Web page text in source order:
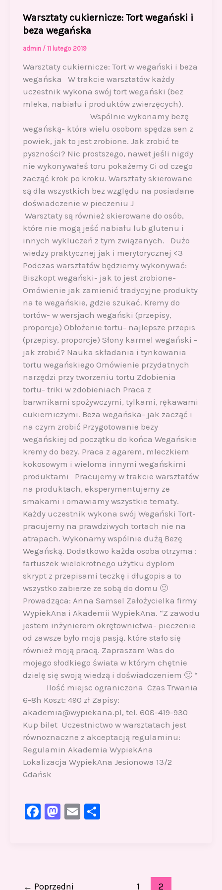
Warsztaty cukiernicze: Tort wegański i
beza wegańska
admin / 11 lutego 2019
Warsztaty cukiernicze: Tort w wegański i beza
wegańska W trakcie warsztatów każdy
uczestnik wykona swój tort wegański (bez
mleka, nabiału i produktów zwierzęcych).
Wspólnie wykonamy bezę
wegańską- która wielu osobom spędza sen z
powiek, jak to jest zrobione. Jak zrobić te
pyszności? Nic prostszego, nawet jeśli nigdy
nie wykonywałeś toru pokażemy Ci od czego
zacząć krok po kroku. Warsztaty skierowane
są dla wszystkich bez względu na posiadane
doświadczenie w pieczeniu J
Warsztaty są również skierowane do osób,
które nie mogą jeść nabiału lub glutenu i
innych wykluczeń z tym związanych. Dużo
wiedzy praktycznej jak i merytorycznej <3
Podczas warsztatów będziemy wykonywać:
Biszkopt wegański- jak to jest zrobione-
Omówienie jak zamienić tradycyjne produkty
na te wegańskie, gdzie szukać. Kremy do
tortów- w wersjach wegański (przepisy,
proporcje) Obłożenie tortu- najlepsze przepis
(przepisy, proporcje) Słony karmel wegański –
jak zrobić? Nauka składania i tynkowania
tortu wegańskiego Omówienie przydatnych
narzędzi przy tworzeniu tortu Zdobienia
tortu- triki w zdobieniach Praca z
barwnikami spożywczymi, tylkami, rękawami
cukierniczymi. Beza wegańska- jak zacząć i
na czym zrobić Przygotowanie bezy
wegańskiej od początku do końca Wegańskie
kremy do bezy. Praca z agarem, mleczkiem
kokosowym i wieloma innymi wegańskimi
produktami Pracujemy w trakcie warsztatów
na produktach, eksperymentujemy ze
smakami i omawiamy wszystkie tematy.
Każdy uczestnik wykona swój Wegański Tort-
pracujemy na prawdziwych tortach nie na
atrapach. Wykonamy wspólnie dużą Bezę
Wegańską. Dodatkowo każda osoba otrzyma :
fartuszek wielokrotnego użytku dyplom
skrypt z przepisami teczkę i długopis a to
wszystko zabierze ze sobą do domu 🙂
Prowadząca: Anna Samsel Założycielka firmy
WypiekAna i Akademii WypiekAna. “Z zawodu
jestem inżynierem okrętownictwa- pieczenie
od zawsze było moją pasją, które stało się
również moją pracą. Zapraszam Was do
mojego słodkiego świata w którym chętnie
dzielę się swoją wiedzą i doświadczeniem 🙂 “
Ilość miejsc ograniczona Czas Trwania
6-8h Koszt: 490 zł Zapisy:
akademia@wypiekana.pl, tel. 608-419-930
Kup bilet Uczestnictwo w warsztatach jest
równoznaczne z akceptacją regulaminu:
Regulamin Akademia WypiekAna
Lokalizacja WypiekAna Jesionowa 13/2
Gdańsk
F
M E S
← Poprzedni 1 2